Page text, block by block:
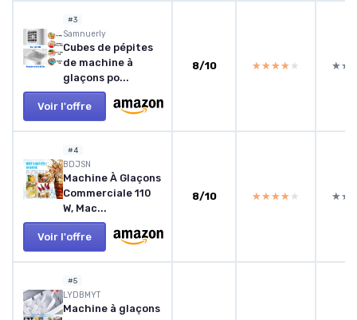
#3
Samnuerly
Cubes de pépites
de machine à
glaçons po...
Voir l'offre
8/10 ★★★★★
★★★★★
#4
BDJSN
Machine À Glaçons
Commerciale 110
W, Mac...
Voir l'offre
8/10 ★★★★★
★★★★★
#5
‎LYDBMYT
Machine à glaçons